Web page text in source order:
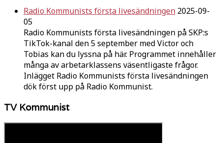
Radio Kommunists första livesändningen 2025-09-
05
Radio Kommunists första livesändningen på SKP:s
TikTok-kanal den 5 september med Victor och
Tobias kan du lyssna på här. Programmet innehåller
många av arbetarklassens väsentligaste frågor.
Inlägget Radio Kommunists första livesändningen
dök först upp på Radio Kommunist.
TV Kommunist